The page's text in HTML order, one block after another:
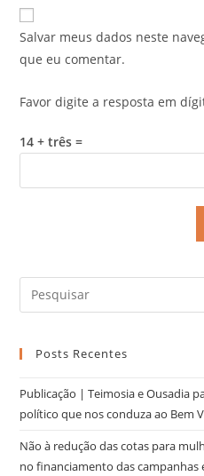
Salvar meus dados neste
que eu comentar.
Favor digite a resposta em
14 + três =
Posts Recentes
Publicação | Teimosia e Ousadia
político que nos conduza ao Bem
Não à redução das cotas para
no financiamento das campanhas